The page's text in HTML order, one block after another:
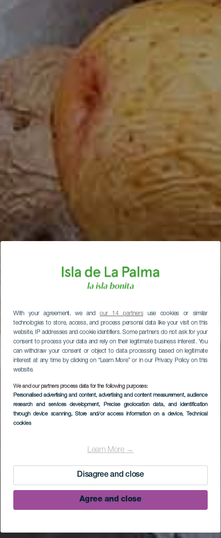
With your agreement, we andour 14 partnersuse cookies or similar
technologies to store, access, and process personal data like your visit on this
website, IP addresses and cookie identifiers. Some partners do not ask for your
consent to process your data and rely on their legitimate business interest. You
can withdraw your consent or object to data processing based on legitimate
interest at any time by clicking on “Learn More” or in our Privacy Policy on this
website.
We and our partners process data for the following purposes:
Personalised advertising and content, advertising and content measurement, audience
research and services development, Precise geolocation data, and identification
through device scanning, Store and/or access information on a device, Technical
cookies
Learn More →
Disagree and close
Agree and close